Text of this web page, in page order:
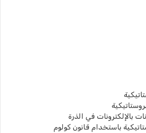
بالإلكترونات في الذرة
باستخدام قانون كولوم